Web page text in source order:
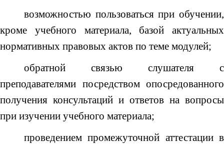
возможностью пользоваться при обучении,
кроме учебного материала, базой актуальных
нормативных правовых актов по теме модулей;
обратной связью слушателя с
преподавателями посредством опосредованного
получения консультаций и ответов на вопросы
при изучении учебного материала;
проведением промежуточной аттестации в